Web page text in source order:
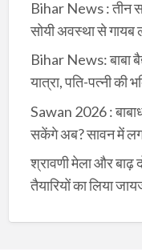
Bihar News : तीन
सोयी अवस्था से गायब
Bihar News: बाबा
यात्रा, पति-पत्नी की
Sawan 2026 :
सकेंगे अब? सावन में
श्रावणी मेला और बाढ़
तैयारियों का लिया